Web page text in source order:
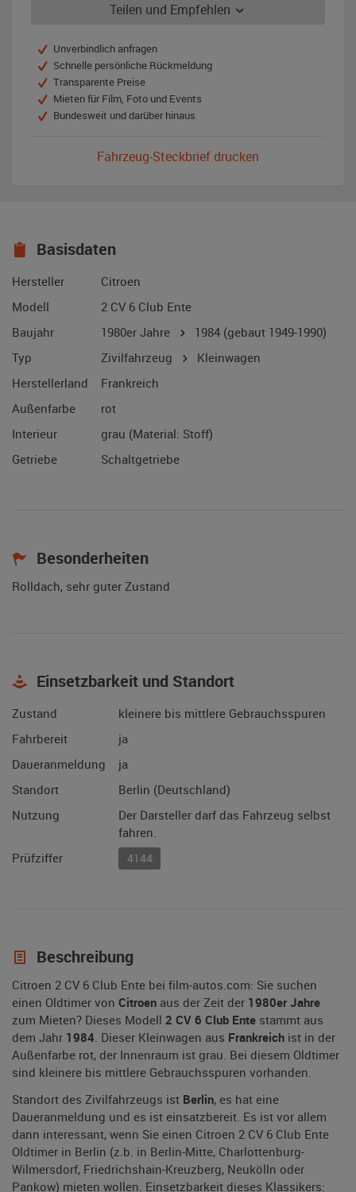
Teilen und Empfehlen
Unverbindlich anfragen
Schnelle persönliche Rückmeldung
Transparente Preise
Mieten für Film, Foto und Events
Bundesweit und darüber hinaus
Fahrzeug-Steckbrief drucken
Basisdaten
Hersteller
Citroen
Modell
2 CV 6 Club Ente
Baujahr
1980er Jahre 1984 (gebaut 1949-1990)
Typ
Zivilfahrzeug
Kleinwagen
Herstellerland
Frankreich
Außenfarbe
rot
Interieur
grau (Material: Stoff)
Getriebe
Schaltgetriebe
Besonderheiten
Rolldach, sehr guter Zustand
Einsetzbarkeit und Standort
Zustand
kleinere bis mittlere Gebrauchsspuren
Fahrbereit
ja
Daueranmeldung
ja
Standort
Berlin (Deutschland)
Nutzung
Der Darsteller darf das Fahrzeug selbst
fahren.
Prüfziffer
4144
Beschreibung
Citroen 2 CV 6 Club Ente bei film-autos.com: Sie suchen
einen Oldtimer von Citroen aus der Zeit der 1980er Jahre
zum Mieten? Dieses Modell 2 CV 6 Club Ente stammt aus
dem Jahr 1984. Dieser Kleinwagen aus Frankreich ist in der
Außenfarbe rot, der Innenraum ist grau. Bei diesem Oldtimer
sind kleinere bis mittlere Gebrauchsspuren vorhanden.
Standort des Zivilfahrzeugs ist Berlin, es hat eine
Daueranmeldung und es ist einsatzbereit. Es ist vor allem
dann interessant, wenn Sie einen Citroen 2 CV 6 Club Ente
Oldtimer in Berlin (z.b. in Berlin-Mitte, Charlottenburg-
Wilmersdorf, Friedrichshain-Kreuzberg, Neukölln oder
Pankow) mieten wollen. Einsetzbarkeit dieses Klassikers: